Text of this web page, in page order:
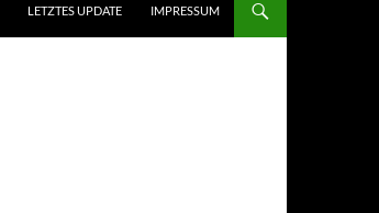
LETZTES UPDATE IMPRESSUM